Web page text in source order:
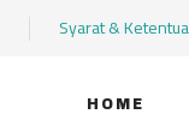
Syarat &
HOME